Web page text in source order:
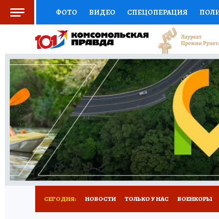
ФОТО ВИДЕО СПЕЦОПЕРАЦИЯ
СОЦПОДДЕРЖКА НАУКА СПОРТ
ВЫБОР ЭКСПЕРТОВ ДОКТОР
КНИЖНАЯ ПОЛКА ПРОГНОЗЫ НА СПОРТ
ПРЕСС-ЦЕНТР НЕДВИЖИМОСТЬ
РАДИО КП РЕКЛАМА ТЕСТЫ НОВОЕ
СЕГОДНЯ: НОВОСТИ ТОЛЬКО У НАС ВОЕНКОРЫ